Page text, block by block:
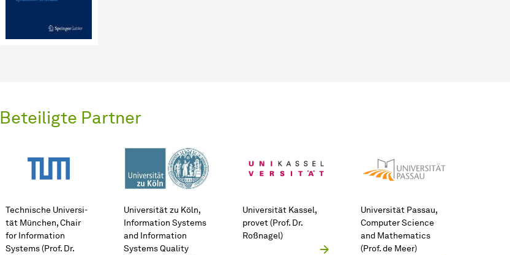
Beteiligte Partner
Technische Uni­ver­si­
tät München, Chair
for Information
Systems (Prof. Dr.
Uni­ver­si­tät zu Köln,
Information Systems
and Information
Systems Quality
Uni­ver­si­tät Kassel,
provet (Prof. Dr.
Roßnagel)
Uni­ver­si­tät Passau,
Computer Science
and Mathematics
(Prof. de Meer)